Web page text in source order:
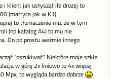
i klient jak usłyszał ile drożej to
(matryca jak w K1).
to tłumaczenie mu, że w tym
(np katalog A4) to mu nie
On po prostu weźmie innego
"oszukiwać". Niektóre moje szkła
w górę 2x liniowo to 4x więcej
Mpx, to wygląda bardzo dobrze